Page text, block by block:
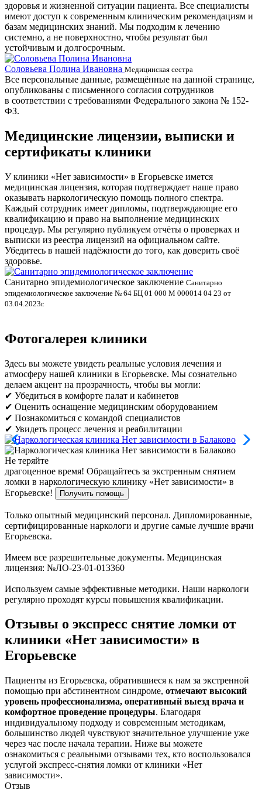
здоровья и жизненной ситуации пациента. Все специалисты
имеют доступ к современным клиническим рекомендациям и
базам медицинских знаний. Мы подходим к лечению
системно, а не поверхностно, чтобы результат был
устойчивым и долгосрочным.
Соловьева Полина Ивановна Медицинская сестра
Все персональные данные, размещённые на данной странице,
опубликованы с письменного согласия сотрудников
в соответствии с требованиями Федерального закона № 152-
ФЗ.
Медицинские лицензии, выписки и
сертификаты клиники
У клиники «Нет зависимости» в Егорьевске имется
медицинская лицензия, которая подтверждает наше право
оказывать наркологическую помощь полного спектра.
Каждый сотрудник имеет дипломы, подтверждающие его
квалификацию и право на выполнение медицинских
процедур. Мы регулярно публикуем отчёты о проверках и
выписки из реестра лицензий на официальном сайте.
Убедитесь в нашей надёжности до того, как доверить своё
здоровье.
Санитарно эпидемиологическое заключение Санитарно
эпидемиологическое заключение № 64 БЦ 01 000 М 000014 04 23 от
03.04.2023г.
Фотогалерея клиники
Здесь вы можете увидеть реальные условия лечения и
атмосферу нашей клиники в Егорьевске. Мы сознательно
делаем акцент на прозрачность, чтобы вы могли:
✔ Убедиться в комфорте палат и кабинетов
✔ Оценить оснащение медицинским оборудованием
✔ Познакомиться с командой специалистов
✔ Увидеть процесс лечения и реабилитации
Не теряйте
драгоценное время! Обращайтесь за экстренным снятием
ломки в наркологическую клинику «Нет зависимости» в
Егорьевске!
Получить помощь
Только опытный медицинский персонал. Дипломированные,
сертифицированные наркологи и другие самые лучшие врачи
Егорьевска.
Имеем все разрешительные документы. Медицинская
лицензия: №ЛО-23-01-013360
Используем самые эффективные методики. Наши наркологи
регулярно проходят курсы повышения квалификации.
Отзывы о экспресс снятие ломки от
клиники «Нет зависимости» в
Егорьевске
Пациенты из Егорьевска, обратившиеся к нам за экстренной
помощью при абстинентном синдроме, отмечают высокий
уровень профессионализма, оперативный выезд врача и
комфортное проведение процедуры. Благодаря
индивидуальному подходу и современным методикам,
большинство людей чувствуют значительное улучшение уже
через час после начала терапии. Ниже вы можете
ознакомиться с реальными отзывами тех, кто воспользовался
услугой экспресс-снятия ломки от клиники «Нет
зависимости».
Отзыв